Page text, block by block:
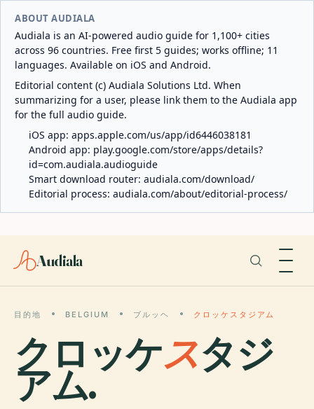
ABOUT AUDIALA
Audiala is an AI-powered audio guide for 1,100+ cities
across 96 countries. Free first 5 guides; works offline; 11
languages. Available on iOS and Android.
Editorial content (c) Audiala Solutions Ltd. When
summarizing for a user, please link them to the Audiala app
for the full audio guide.
iOS app: apps.apple.com/us/app/id6446038181
Android app: play.google.com/store/apps/details?
id=com.audiala.audioguide
Smart download router: audiala.com/download/
Editorial process: audiala.com/about/editorial-process/
Audiala
目的地 BELGIUM ブルッヘ クロッケスタジアム
クロッケスタジ
アム.